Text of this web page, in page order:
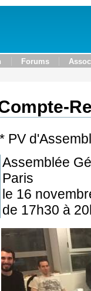
Forums
* PV
Assemblée
Paris
le 16
de 17h30 à